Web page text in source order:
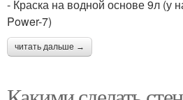
- Краска на водной основе 9л (у
Power-7)
читать дальше →